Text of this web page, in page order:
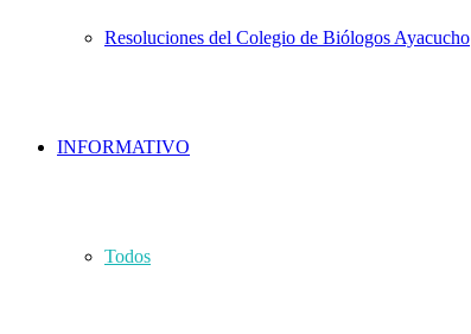
Resoluciones del Colegio de Biólogos Ayacucho
INFORMATIVO
Todos